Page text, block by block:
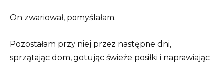
On zwariował, pomyślałam.
Pozostałam przy niej przez następne dni,
sprzątając dom, gotując świeże posiłki i naprawiając